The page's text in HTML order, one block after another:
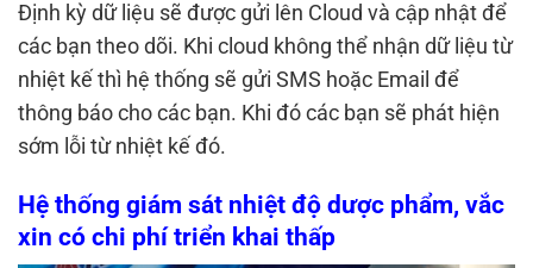
Định kỳ dữ liệu sẽ được gửi lên Cloud và cập nhật để
các bạn theo dõi. Khi cloud không thể nhận dữ liệu từ
nhiệt kế thì hệ thống sẽ gửi SMS hoặc Email để
thông báo cho các bạn. Khi đó các bạn sẽ phát hiện
sớm lỗi từ nhiệt kế đó.
Hệ thống giám sát nhiệt độ dược phẩm, vắc
xin có chi phí triển khai thấp